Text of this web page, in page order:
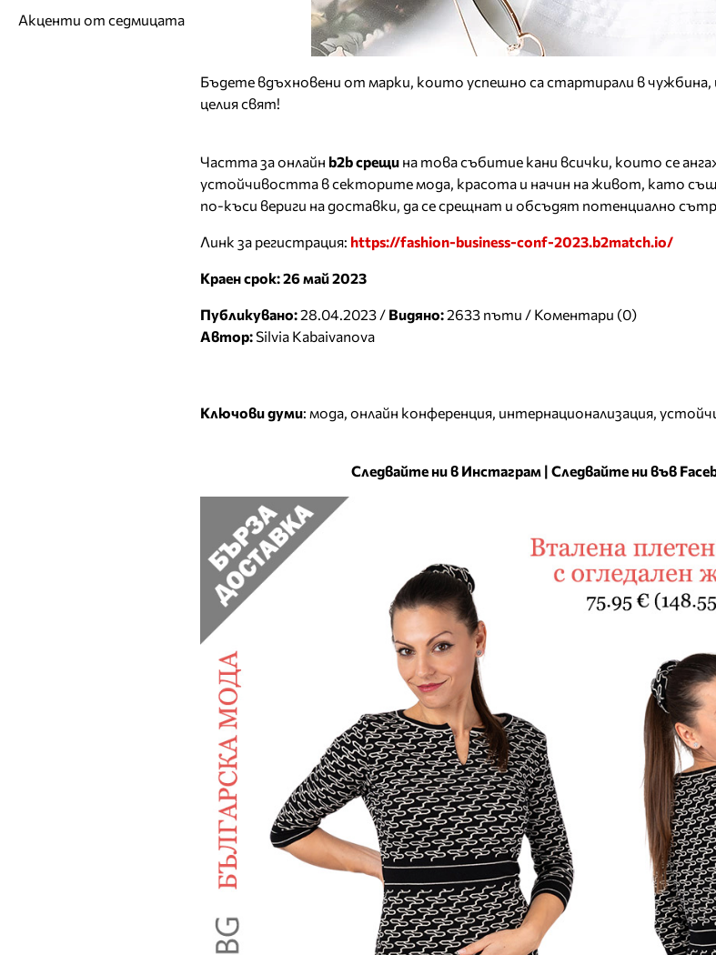
Бъдете вдъхновени от марки, които успешно са стартирали в чужбина,
целия свят!
Частта за онлайн b2b срещи на това събитие кани всички, които се
устойчивостта в секторите мода, красота и начин на живот, като
по-къси вериги на доставки, да се срещнат и обсъдят потенциално
Линк за регистрация: https://fashion-business-conf-2023.b2match.io/
Краен срок: 26 май 2023
Публикувано:28.04.2023 / Видяно:2633 пъти / Коментари (0)
Автор:Silvia Kabaivanova
Ключови думи: мода онлайн конференция интернационализация
Следвайте ни в Инстаграм | Следвайте ни във
Акценти от седмицата